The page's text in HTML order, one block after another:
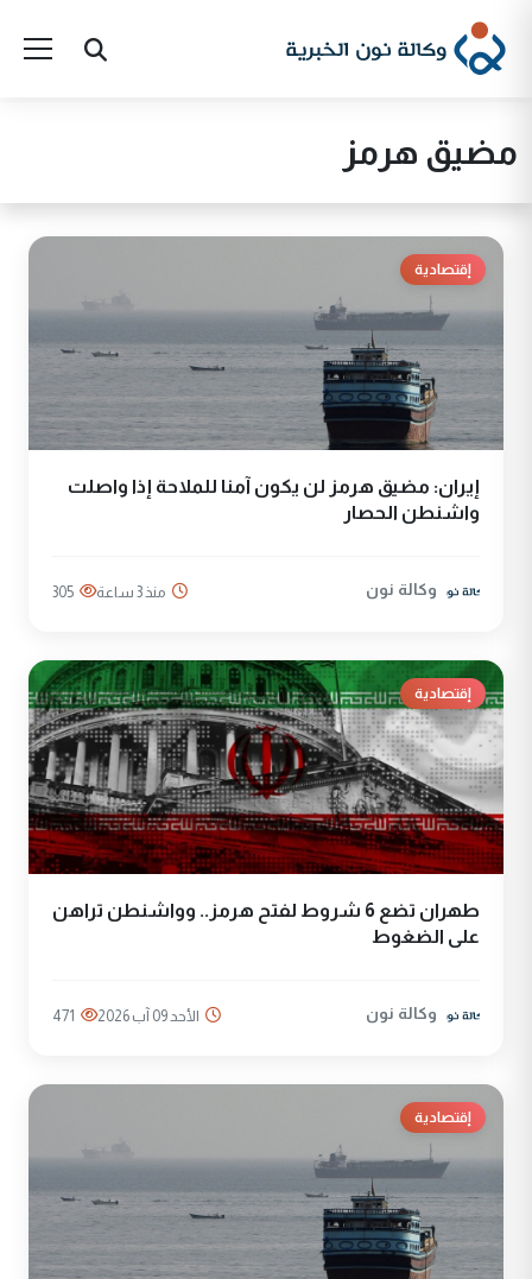
مضيق هرمز
إقتصادية
إيران: مضيق هرمز لن يكون آمنا للملاحة إذا واصلت
واشنطن الحصار
وكالة نون منذ 3 ساعة 305
إقتصادية
طهران تضع 6 شروط لفتح هرمز.. وواشنطن تراهن
على الضغوط
وكالة نون الأحد 09 آب 2026 471
إقتصادية